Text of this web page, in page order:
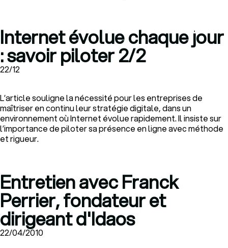
Internet évolue chaque jour
: savoir piloter 2/2
22/12
L’article souligne la nécessité pour les entreprises de
maîtriser en continu leur stratégie digitale, dans un
environnement où Internet évolue rapidement. Il insiste sur
l’importance de piloter sa présence en ligne avec méthode
et rigueur.
Entretien avec Franck
Perrier, fondateur et
dirigeant d'Idaos
22/04/2010